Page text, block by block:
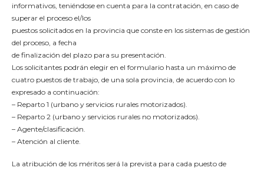
informativos, teniéndose en cuenta para la contratación, en caso de
superar el proceso el/los
puestos solicitados en la provincia que conste en los sistemas de gestión
del proceso, a fecha
de finalización del plazo para su presentación.
Los solicitantes podrán elegir en el formulario hasta un máximo de
cuatro puestos de trabajo, de una sola provincia, de acuerdo con lo
expresado a continuación:
– Reparto 1 (urbano y servicios rurales motorizados).
– Reparto 2 (urbano y servicios rurales no motorizados).
– Agente/clasificación.
– Atención al cliente.
La atribución de los méritos será la prevista para cada puesto de